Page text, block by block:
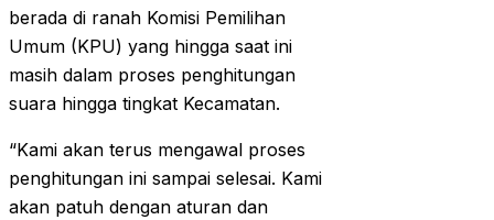
berada di ranah Komisi Pemilihan
Umum (KPU) yang hingga saat ini
masih dalam proses penghitungan
suara hingga tingkat Kecamatan.
“Kami akan terus mengawal proses
penghitungan ini sampai selesai. Kami
akan patuh dengan aturan dan